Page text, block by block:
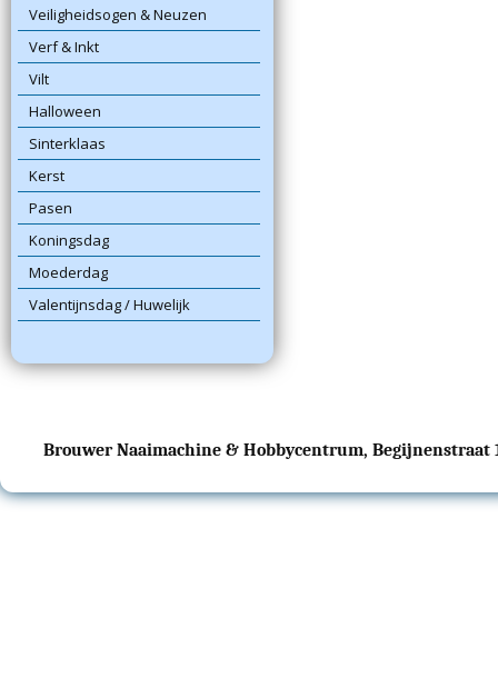
Veiligheidsogen & Neuzen
Verf & Inkt
Vilt
Halloween
Sinterklaas
Kerst
Pasen
Koningsdag
Moederdag
Valentijnsdag / Huwelijk
Brouwer Naaimachine & Hobbycentrum, Begijnenstraat